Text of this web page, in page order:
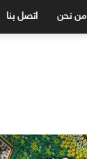
من نحن اتصل بنا